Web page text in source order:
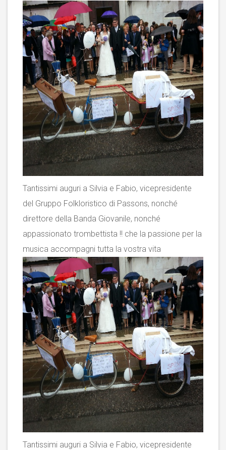
Tantissimi auguri a Silvia e Fabio, vicepresidente
del Gruppo Folkloristico di Passons, nonché
direttore della Banda Giovanile, nonché
appassionato trombettista !! che la passione per la
musica accompagni tutta la vostra vita
Tantissimi auguri a Silvia e Fabio, vicepresidente